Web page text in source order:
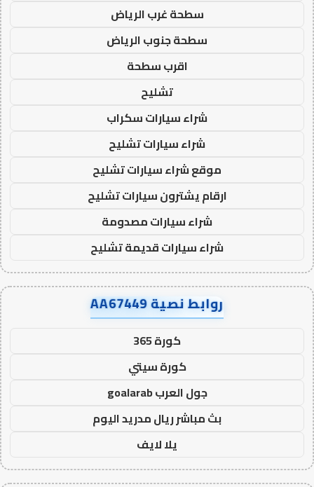
سطحة غرب الرياض
سطحة جنوب الرياض
اقرب سطحة
تشليح
شراء سيارات سكراب
شراء سيارات تشليح
موقع شراء سيارات تشليح
ارقام يشترون سيارات تشليح
شراء سيارات مصدومة
شراء سيارات قديمة تشليح
روابط نصية AA67449
كورة 365
كورة سيتي
جول العرب goalarab
بث مباشر ريال مدريد اليوم
يلا لايف